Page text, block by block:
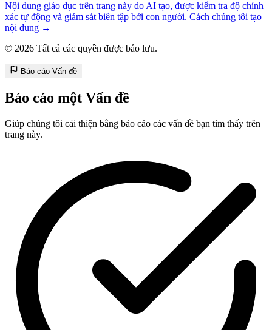
Nội dung giáo dục trên trang này do AI tạo, được kiểm tra độ chính
xác tự động và giám sát biên tập bởi con người. Cách chúng tôi tạo
nội dung →
© 2026 Tất cả các quyền được bảo lưu.
Báo cáo Vấn đề
Báo cáo một Vấn đề
Giúp chúng tôi cải thiện bằng báo cáo các vấn đề bạn tìm thấy trên
trang này.